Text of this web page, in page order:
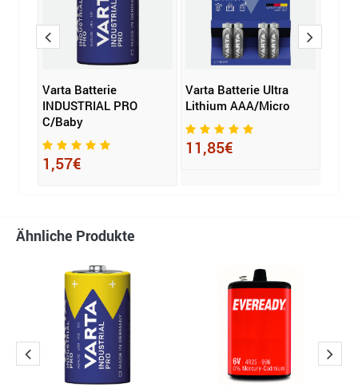
Varta Batterie
INDUSTRIAL PRO
C/Baby
1,57€
Varta Batterie Ultra
Lithium AAA/Micro
11,85€
Ähnliche Produkte